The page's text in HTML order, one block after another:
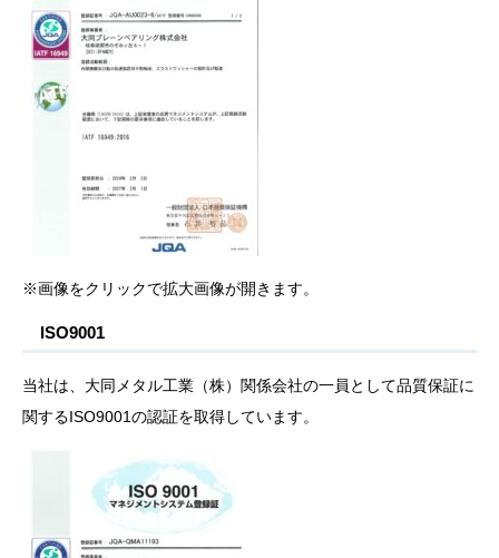
※画像をクリックで拡大画像が開きます。
ISO9001
当社は、大同メタル工業（株）関係会社の一員として品質保証に
関するISO9001の認証を取得しています。